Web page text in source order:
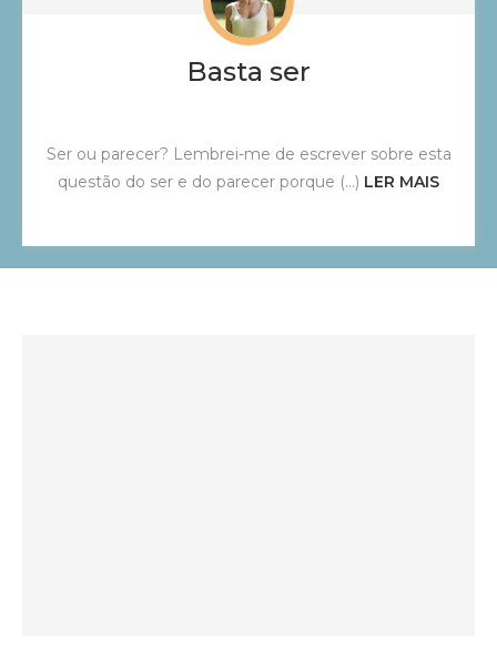
Basta ser
Ser ou parecer? Lembrei-me de escrever sobre esta
questão do ser e do parecer porque (...) LER MAIS